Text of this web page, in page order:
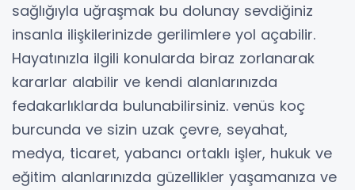
sağlığıyla uğraşmak bu dolunay sevdiğiniz
insanla ilişkilerinizde gerilimlere yol açabilir.
Hayatınızla ilgili konularda biraz zorlanarak
kararlar alabilir ve kendi alanlarınızda
fedakarlıklarda bulunabilirsiniz. venüs koç
burcunda ve sizin uzak çevre, seyahat,
medya, ticaret, yabancı ortaklı işler, hukuk ve
eğitim alanlarınızda güzellikler yaşamanıza ve